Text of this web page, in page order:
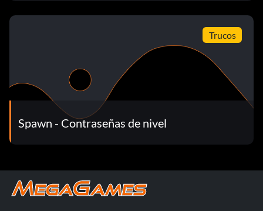
Trucos
Spawn - Contraseñas de nivel